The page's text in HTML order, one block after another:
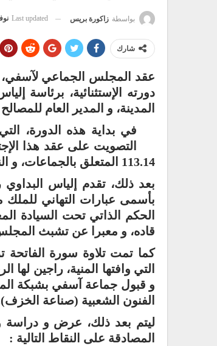
بواسطة زاكورة بريس Last updated
شارك
دورته الإستثنائية، برئاسة
المدينة، و المدير العام
في بداية هذه الدورة،
التصويت على عقد هذا
113.14 المتعلق بالجماعات، و النظام الداخلي للمجلس.
بعد ذلك، تقدم إلياس
بأسمى عبارات التهاني
الحكم الذاتي تحت السيادة
قاده، و معبرا عن تشبث المجلس
كما تمت تلاوة سورة الفاتحة
التي وافتها المنية، راجين
و قبول جماعة آسفي بشبكة
الفنون الشعبية (صناعة
ليتم بعد ذلك، عرض و
المصادقة على النقاط التالية :